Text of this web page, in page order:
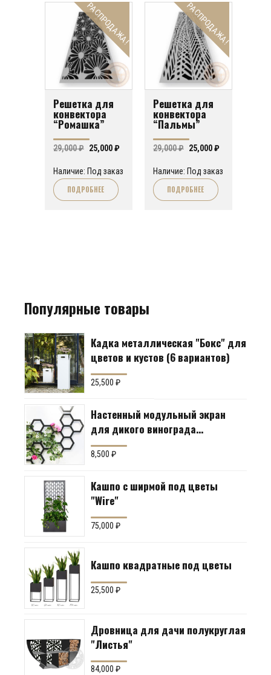
РАСПРОДАЖА!
Решетка для
конвектора
“Ромашка”
29,000₽ Первоначальная
составляла
29,000 ₽.
25,000₽Текущая
25,000 ₽.
Наличие: Под заказ
ПОДРОБНЕЕ
РАСПРОДАЖА!
Решетка для
конвектора
“Пальмы”
29,000₽ Первоначальная
составляла
29,000 ₽.
25,000₽Текущая
25,000 ₽.
Наличие: Под заказ
ПОДРОБНЕЕ
Популярные товары
Кадка металлическая "Бокс" для
цветов и кустов (6 вариантов)
25,500₽
Настенный модульный экран
для дикого винограда
"Коллекция Соты"
8,500₽
Кашпо с ширмой под цветы
"Wire"
75,000₽
Кашпо квадратные под цветы
25,500₽
Дровница для дачи полукруглая
"Листья"
84,000₽